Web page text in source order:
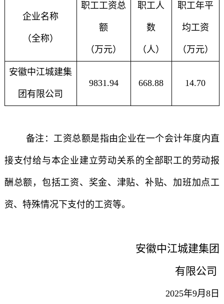
企业名称
（全称）
职工工资总
额
（万元）
职工人
数
（人）
职工年平
均工资
（万元）
安徽中江城建集
团有限公司
9831.94 668.88 14.70
备注：工资总额是指由企业在一个会计年度内直
接支付给与本企业建立劳动关系的全部职工的劳动报
酬总额，包括工资、奖金、津贴、补贴、加班加点工
资、特殊情况下支付的工资等。
安徽中江城建集团
有限公司
2025年9月8日